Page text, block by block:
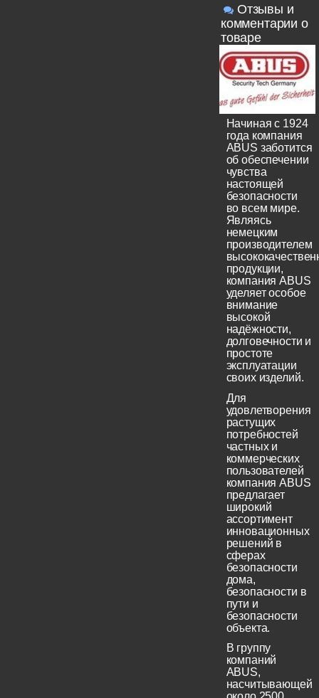
Отзывы и
комментарии о
товаре
Начиная с 1924
года компания
ABUS заботится
об обеспечении
чувства
настоящей
безопасности
во всем мире.
Являясь
немецким
производителем
продукции,
компания ABUS
уделяет особое
внимание
высокой
надёжности,
долговечности и
простоте
эксплуатации
своих изделий.
Для
удовлетворения
растущих
потребностей
частных и
коммерческих
пользователей
компания ABUS
предлагает
широкий
ассортимент
инновационных
решений в
сферах
безопасности
дома,
безопасности в
пути и
безопасности
объекта.
В группу
компаний
ABUS,
насчитывающей